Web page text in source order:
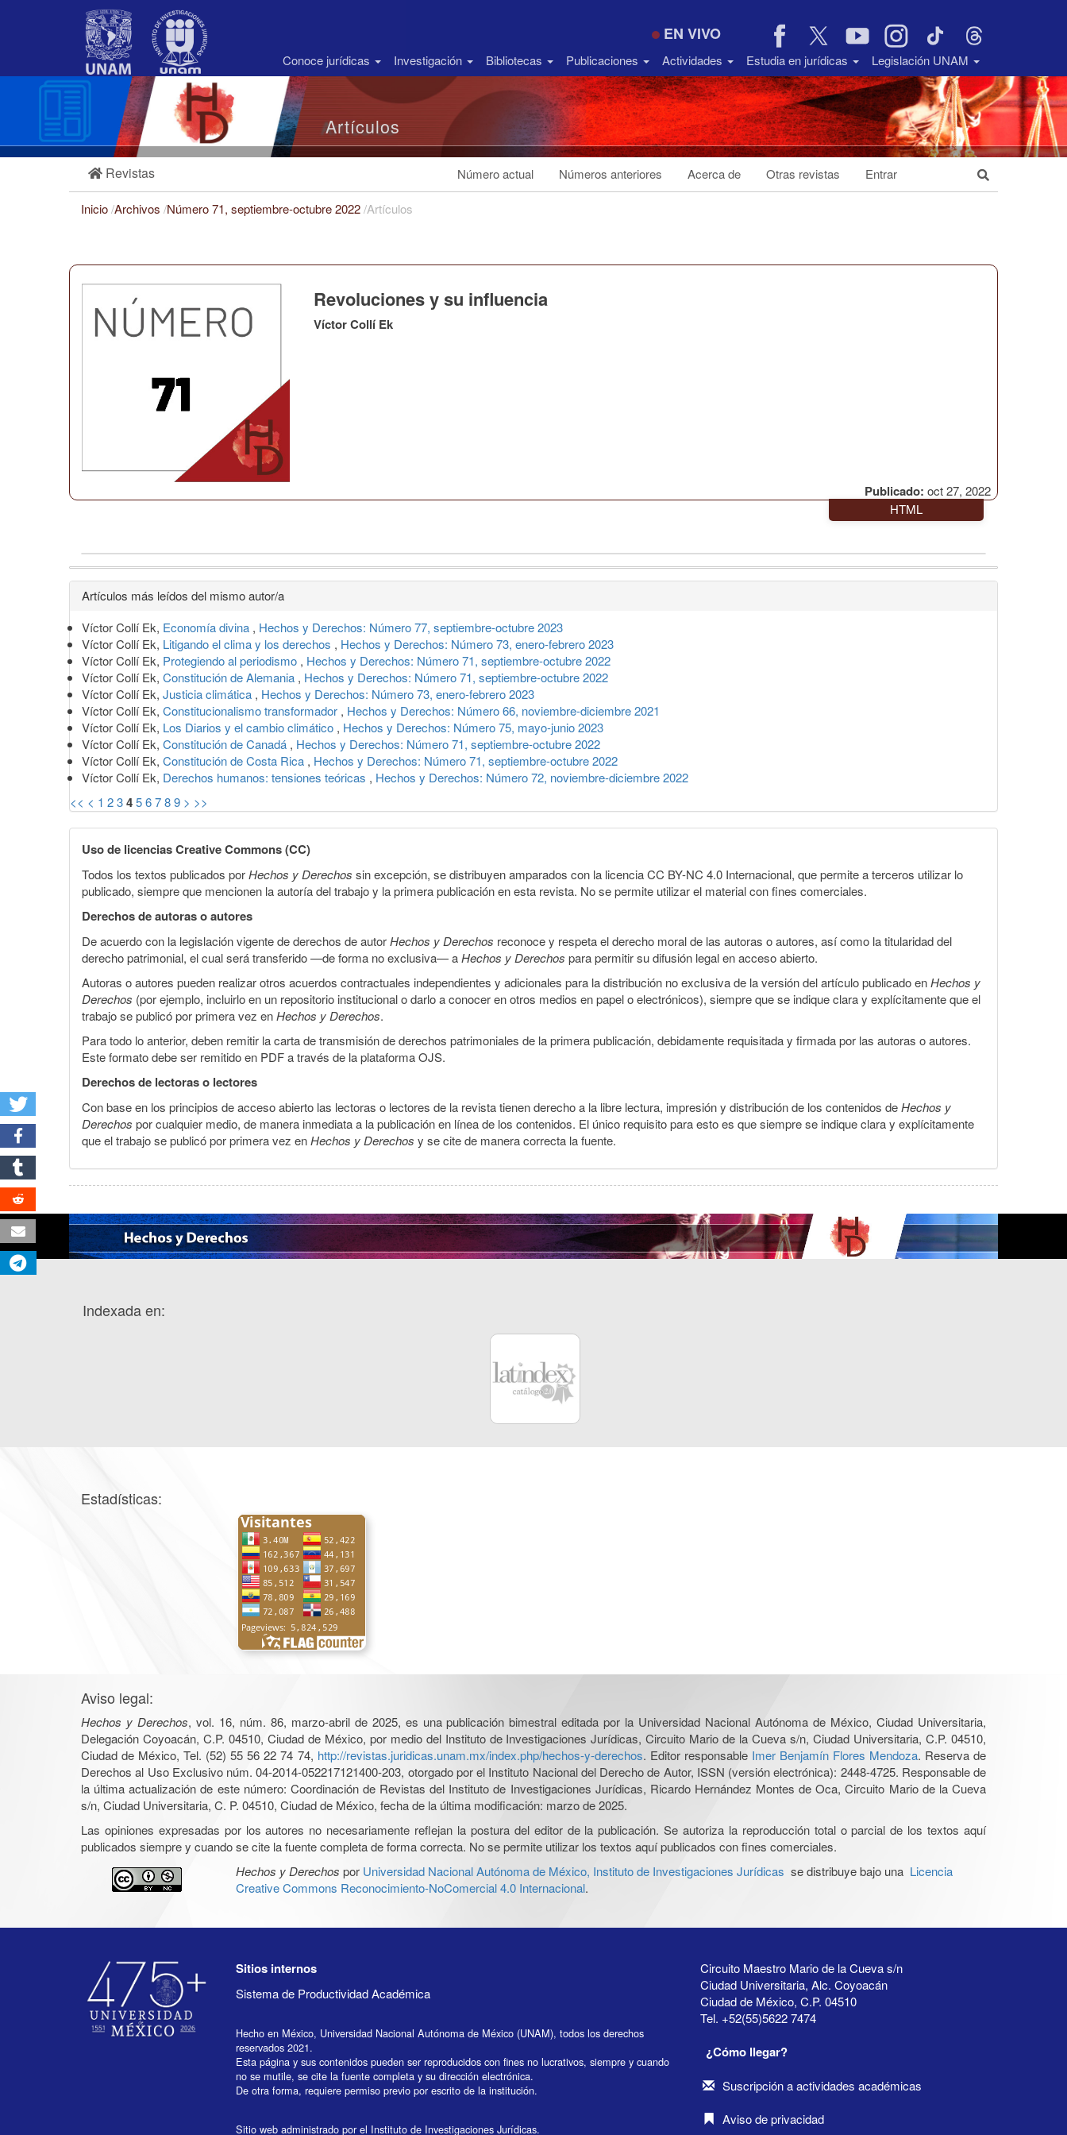
Barra
EN VIVO
Conoce jurídicas Investigación Bibliotecas Publicaciones Actividades Estudia en jurídicas Legislación UNAM
Artículos
Revistas Número actual Números anteriores Acerca de Otras revistas Entrar
Inicio/Archivos /Número 71, septiembre-octubre 2022/Artículos
Publicado: oct 27, 2022
Revoluciones y su influencia
Víctor Collí Ek
HTML
Detalles
del
artículo
Artículos más leídos del mismo autor/a
Víctor Collí Ek, Economía divina , Hechos y Derechos: Número 77, septiembre-octubre 2023
Víctor Collí Ek, Litigando el clima y los derechos , Hechos y Derechos: Número 73, enero-febrero 2023
Víctor Collí Ek, Protegiendo al periodismo , Hechos y Derechos: Número 71, septiembre-octubre 2022
Víctor Collí Ek, Constitución de Alemania , Hechos y Derechos: Número 71, septiembre-octubre 2022
Víctor Collí Ek, Justicia climática , Hechos y Derechos: Número 73, enero-febrero 2023
Víctor Collí Ek, Constitucionalismo transformador , Hechos y Derechos: Número 66, noviembre-diciembre 2021
Víctor Collí Ek, Los Diarios y el cambio climático , Hechos y Derechos: Número 75, mayo-junio 2023
Víctor Collí Ek, Constitución de Canadá , Hechos y Derechos: Número 71, septiembre-octubre 2022
Víctor Collí Ek, Constitución de Costa Rica , Hechos y Derechos: Número 71, septiembre-octubre 2022
Víctor Collí Ek, Derechos humanos: tensiones teóricas , Hechos y Derechos: Número 72, noviembre-diciembre 2022
<< < 1 23456789 > >>
Uso de licencias Creative Commons (CC)
Todos los textos publicados porHechos y Derechos sin excepción, se distribuyen amparados con la licencia CC BY-NC 4.0 Internacional, que permite a terceros utilizar lo
publicado, siempre que mencionen la autoría del trabajo y la primera publicación en esta revista. No se permite utilizar el material con fines comerciales.
Derechos de autoras o autores
De acuerdo con la legislación vigente de derechos de autorHechos y Derechos reconoce y respeta el derecho moral de las autoras o autores, así como la titularidad del
derecho patrimonial, el cual será transferido —de forma no exclusiva— aHechos y Derechos para permitir su difusión legal en acceso abierto.
Autoras o autores pueden realizar otros acuerdos contractuales independientes y adicionales para la distribución no exclusiva de la versión del artículo publicado enHechos y
Derechos (por ejemplo, incluirlo en un repositorio institucional o darlo a conocer en otros medios en papel o electrónicos), siempre que se indique clara y explícitamente que el
trabajo se publicó por primera vez enHechos y Derechos.
Para todo lo anterior, deben remitir la carta de transmisión de derechos patrimoniales de la primera publicación, debidamente requisitada y firmada por las autoras o autores.
Este formato debe ser remitido en PDF a través de la plataforma OJS.
Derechos de lectoras o lectores
Con base en los principios de acceso abierto las lectoras o lectores de la revista tienen derecho a la libre lectura, impresión y distribución de los contenidos deHechos y
Derechos por cualquier medio, de manera inmediata a la publicación en línea de los contenidos. El único requisito para esto es que siempre se indique clara y explícitamente
que el trabajo se publicó por primera vez enHechos y Derechos y se cite de manera correcta la fuente.
Indexada en:
Estadísticas:
Aviso legal:
Hechos y Derechos, vol. 16, núm. 86, marzo-abril de 2025, es una publicación bimestral editada por la Universidad Nacional Autónoma de México, Ciudad Universitaria,
Delegación Coyoacán, C.P. 04510, Ciudad de México, por medio del Instituto de Investigaciones Jurídicas, Circuito Mario de la Cueva s/n, Ciudad Universitaria, C.P. 04510,
Ciudad de México, Tel. (52) 55 56 22 74 74, http://revistas.juridicas.unam.mx/index.php/hechos-y-derechos. Editor responsable Imer Benjamín Flores Mendoza. Reserva de
Derechos al Uso Exclusivo núm. 04-2014-052217121400-203, otorgado por el Instituto Nacional del Derecho de Autor, ISSN (versión electrónica): 2448-4725. Responsable de
la última actualización de este número: Coordinación de Revistas del Instituto de Investigaciones Jurídicas, Ricardo Hernández Montes de Oca, Circuito Mario de la Cueva
s/n, Ciudad Universitaria, C. P. 04510, Ciudad de México, fecha de la última modificación: marzo de 2025.
Las opiniones expresadas por los autores no necesariamente reflejan la postura del editor de la publicación. Se autoriza la reproducción total o parcial de los textos aquí
publicados siempre y cuando se cite la fuente completa de forma correcta. No se permite utilizar los textos aquí publicados con fines comerciales.
Hechos y Derechos por Universidad Nacional Autónoma de México, Instituto de Investigaciones Jurídicas se distribuye bajo una Licencia
Creative Commons Reconocimiento-NoComercial 4.0 Internacional.
Sitios internos
Sistema de Productividad Académica
Hecho en México, Universidad Nacional Autónoma de México (UNAM), todos los derechos
reservados 2021.
Esta página y sus contenidos pueden ser reproducidos con fines no lucrativos, siempre y cuando
no se mutile, se cite la fuente completa y su dirección electrónica.
De otra forma, requiere permiso previo por escrito de la institución.
Sitio web administrado por el Instituto de Investigaciones Jurídicas.
Circuito Maestro Mario de la Cueva s/n
Ciudad Universitaria, Alc. Coyoacán
Ciudad de México, C.P. 04510
Tel. +52(55)5622 7474
¿Cómo llegar?
Suscripción a actividades académicas
Aviso de privacidad